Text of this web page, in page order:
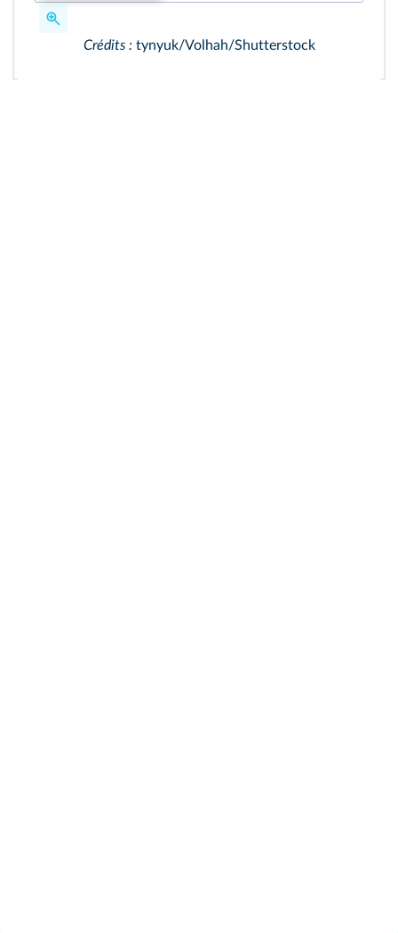
Crédits :tynyuk/Volhah/Shutterstock